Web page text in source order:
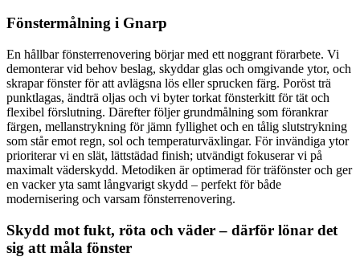
Fönstermålning i Gnarp
En hållbar fönsterrenovering börjar med ett noggrant förarbete. Vi
demonterar vid behov beslag, skyddar glas och omgivande ytor, och
skrapar fönster för att avlägsna lös eller sprucken färg. Poröst trä
punktlagas, ändträ oljas och vi byter torkat fönsterkitt för tät och
flexibel förslutning. Därefter följer grundmålning som förankrar
färgen, mellanstrykning för jämn fyllighet och en tålig slutstrykning
som står emot regn, sol och temperaturväxlingar. För invändiga ytor
prioriterar vi en slät, lättstädad finish; utvändigt fokuserar vi på
maximalt väderskydd. Metodiken är optimerad för träfönster och ger
en vacker yta samt långvarigt skydd – perfekt för både
modernisering och varsam fönsterrenovering.
Skydd mot fukt, röta och väder – därför lönar det
sig att måla fönster